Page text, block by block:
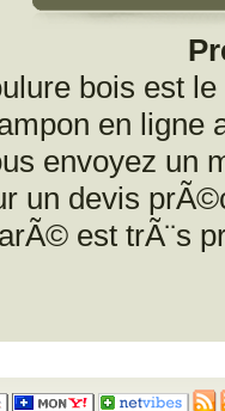
bois est
en ligne
envoyez un
un devis
est trÃ¨s